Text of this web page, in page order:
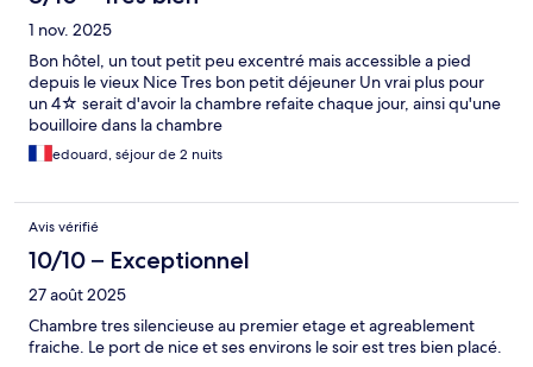
1 nov. 2025
Bon hôtel, un tout petit peu excentré mais accessible a pied
depuis le vieux Nice Tres bon petit déjeuner Un vrai plus pour
un 4☆ serait d'avoir la chambre refaite chaque jour, ainsi qu'une
bouilloire dans la chambre
edouard, séjour de 2 nuits
Avis vérifié
10/10 – Exceptionnel
27 août 2025
Chambre tres silencieuse au premier etage et agreablement
fraiche. Le port de nice et ses environs le soir est tres bien placé.